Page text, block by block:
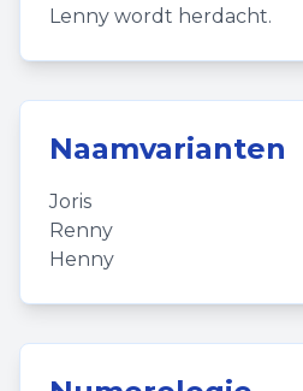
Lenny wordt herdacht.
Naamvarianten
Joris
Renny
Henny